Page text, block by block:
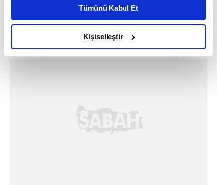
daha iyi reklam deneyimi yaşatabiliriz. Bunu yaparken
amacımızın size daha iyi bir reklam deneyimi sunmak
olduğunu ve sizlere en iyi içerikleri sunabilmek adına
elimizden gelen çabayı gösterdiğimizi ve bu noktada,
reklamların maliyetlerimizi karşılamak noktasında tek gelir
takdirde, kullanıcılara hedefli reklamlar
gösterilmeyecektir."
Tümünü Kabul Et
Kişiselleştir